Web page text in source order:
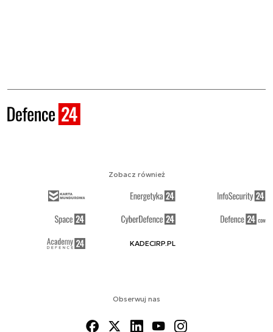
Obserwuj nas
Zobacz również
KADECIRP.PL